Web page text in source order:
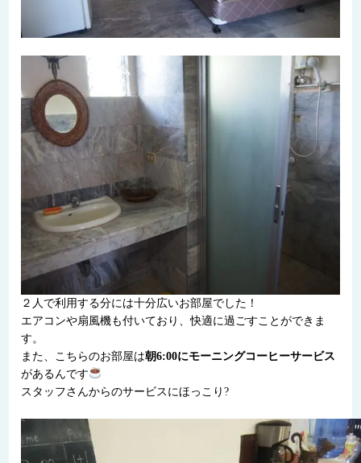
２人で利用する分には十分広いお部屋でした！
エアコンや扇風機も付いており、快適に過ごすことができま
す。
また、こちらのお部屋は朝6:00にモーニングコーヒーサービス
があるんです
スタッフさんからのサービスにほっこり?